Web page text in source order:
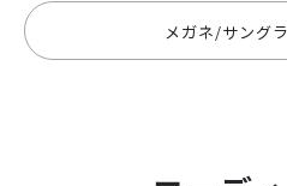
メガネ/サング